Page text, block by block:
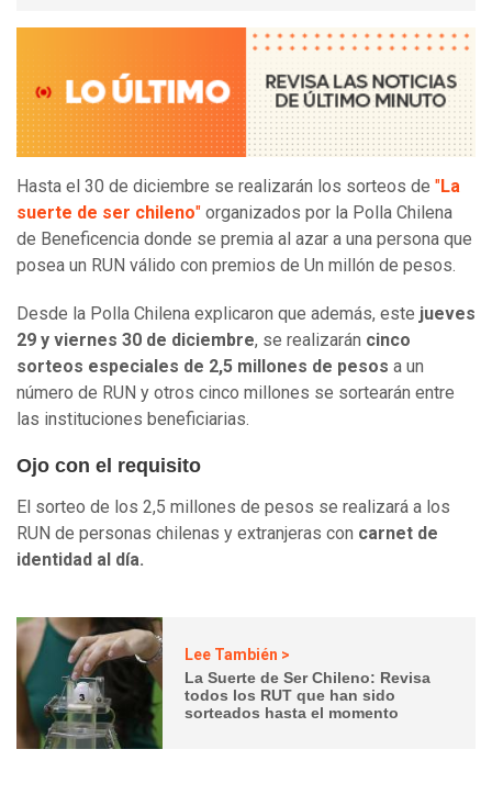
Hasta el 30 de diciembre se realizarán los sorteos de "La
suerte de ser chileno" organizados por la Polla Chilena
de Beneficencia donde se premia al azar a una persona que
posea un RUN válido con premios de Un millón de pesos.
Desde la Polla Chilena explicaron que además, este jueves
29 y viernes 30 de diciembre, se realizarán cinco
sorteos especiales de 2,5 millones de pesos a un
número de RUN y otros cinco millones se sortearán entre
las instituciones beneficiarias.
Ojo con el requisito
El sorteo de los 2,5 millones de pesos se realizará a los
RUN de personas chilenas y extranjeras con carnet de
identidad al día.
Lee También >
La Suerte de Ser Chileno: Revisa
todos los RUT que han sido
sorteados hasta el momento